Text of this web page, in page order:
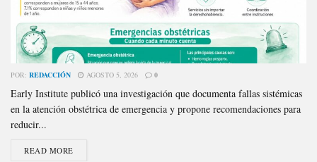
POR: REDACCIÓN AGOSTO 5, 2026 0
Early Institute publicó una investigación que documenta fallas sistémicas
en la atención obstétrica de emergencia y propone recomendaciones para
reducir...
READ MORE